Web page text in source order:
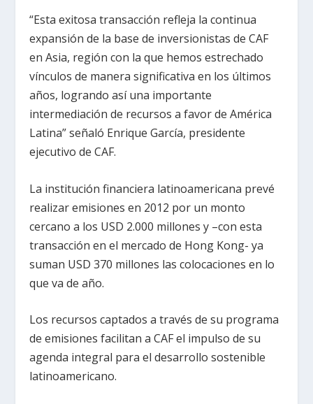
“Esta exitosa transacción refleja la continua
expansión de la base de inversionistas de CAF
en Asia, región con la que hemos estrechado
vínculos de manera significativa en los últimos
años, logrando así una importante
intermediación de recursos a favor de América
Latina” señaló Enrique García, presidente
ejecutivo de CAF.
La institución financiera latinoamericana prevé
realizar emisiones en 2012 por un monto
cercano a los USD 2.000 millones y –con esta
transacción en el mercado de Hong Kong- ya
suman USD 370 millones las colocaciones en lo
que va de año.
Los recursos captados a través de su programa
de emisiones facilitan a CAF el impulso de su
agenda integral para el desarrollo sostenible
latinoamericano.